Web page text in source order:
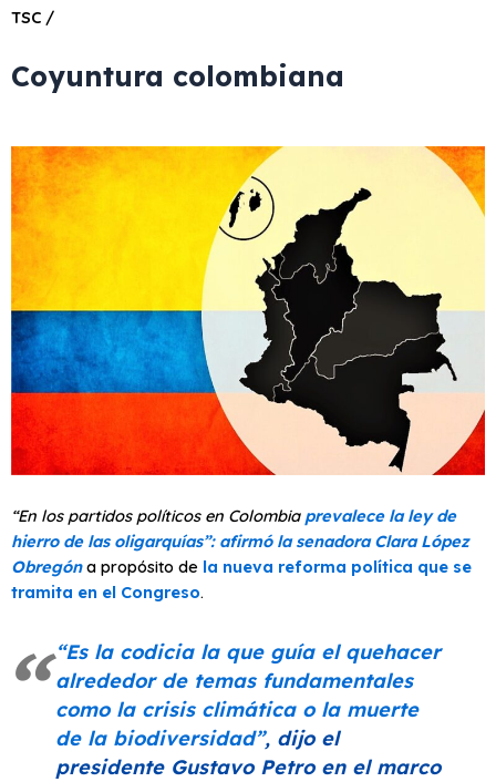
TSC /
Coyuntura colombiana
“En los partidos políticos en Colombia prevalece la ley de
hierro de las oligarquías”: afirmó la senadora Clara López
Obregóna propósito de la nueva reforma política que se
tramita en el Congreso.
“Es la codicia la que guía el quehacer
alrededor de temas fundamentales
como la crisis climática o la muerte
de la biodiversidad”, dijo el
presidente Gustavo Petro en el marco